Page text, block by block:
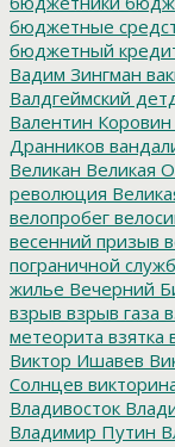
бюджетные
бюджетный
Вадим Зингман
Валдгеймский
Валентин Коровин
Дранников
Великан Великая
революция
велопробег
весенний призыв
пограничной
жилье Вечерний
взрыв взрыв газа
метеорита взятка
Виктор Ишавев
Солнцев
Владивосток
Владимир Путин